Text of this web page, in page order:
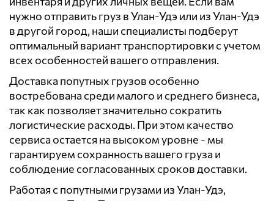
нужно отправить груз в Улан-Удэ или из Улан-Удэ
в другой город, наши специалисты подберут
оптимальный вариант транспортировки с учетом
всех особенностей вашего отправления.
Доставка попутных грузов особенно
востребована среди малого и среднего бизнеса,
так как позволяет значительно сократить
логистические расходы. При этом качество
сервиса остается на высоком уровне - мы
гарантируем сохранность вашего груза и
соблюдение согласованных сроков доставки.
Работая с попутными грузами из Улан-Удэ,